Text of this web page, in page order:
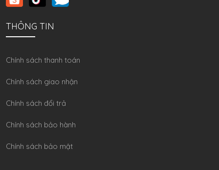
THÔNG TIN
Chính sách thanh toán
Chính sách giao nhận
Chính sách đổi trả
Chính sách bảo hành
Chính sách bảo mật